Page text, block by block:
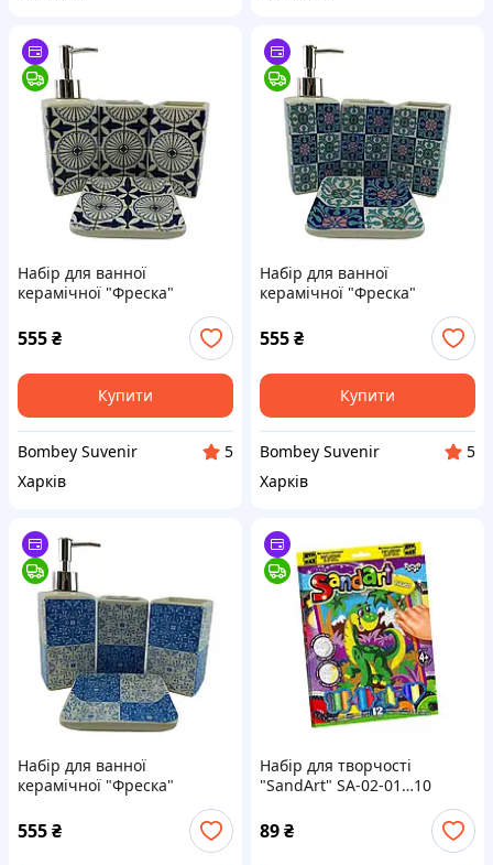
Набір для ванної
керамічної "Фреска"
555₴
Купити
Bombey Suvenir
5
Харків
Набір для ванної
керамічної "Фреска"
555₴
Купити
Bombey Suvenir
5
Харків
Набір для ванної
керамічної "Фреска"
555₴
Набір для творчості
"SandArt" SA-02-01…10
фреска з піску Динозавр
89₴